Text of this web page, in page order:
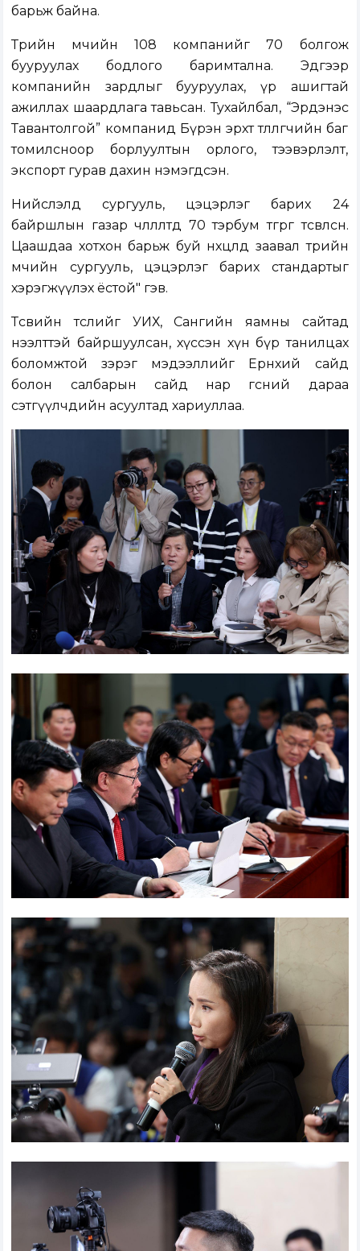
барьж байна.
Төрийн өмчийн 108 компанийг 70 болгож
бууруулах бодлого баримтална. Эдгээр
компанийн зардлыг бууруулах, үр ашигтай
ажиллах шаардлага тавьсан. Тухайлбал, “Эрдэнэс
Тавантолгой” компанид Бүрэн эрхт төлөөлөгчийн баг
томилсноор борлуултын орлого, тээвэрлэлт,
экспорт гурав дахин нэмэгдсэн.
Нийслэлд сургууль, цэцэрлэг барих 24
байршлын газар чөлөөлөлтөд 70 тэрбум төгрөг төсөвлөсөн.
Цаашдаа хотхон барьж буй нөхцөлд заавал төрийн
өмчийн сургууль, цэцэрлэг барих стандартыг
хэрэгжүүлэх ёстой" гэв.
Төсвийн төслийг УИХ, Сангийн яамны сайтад
нээлттэй байршуулсан, хүссэн хүн бүр танилцах
боломжтой зэрэг мэдээллийг Ерөнхий сайд
болон салбарын сайд нар өгсний дараа
сэтгүүлчдийн асуултад хариуллаа.